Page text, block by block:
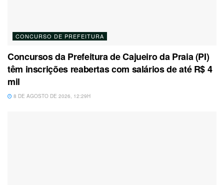
CONCURSO DE PREFEITURA
Concursos da Prefeitura de Cajueiro da Praia (PI)
têm inscrições reabertas com salários de até R$ 4
mil
8 DE AGOSTO DE 2026, 12:29H